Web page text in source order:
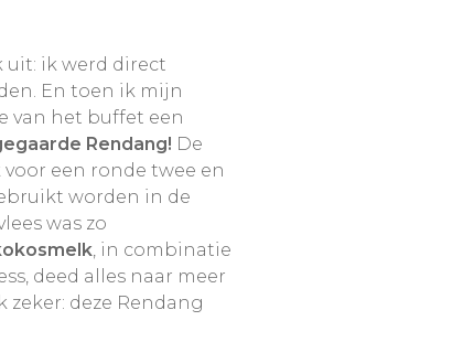
uit: ik werd direct
En toen ik mijn
van het buffet een
Rendang! De
een ronde twee en
worden in de
was zo
, in combinatie
deed alles naar meer
deze Rendang